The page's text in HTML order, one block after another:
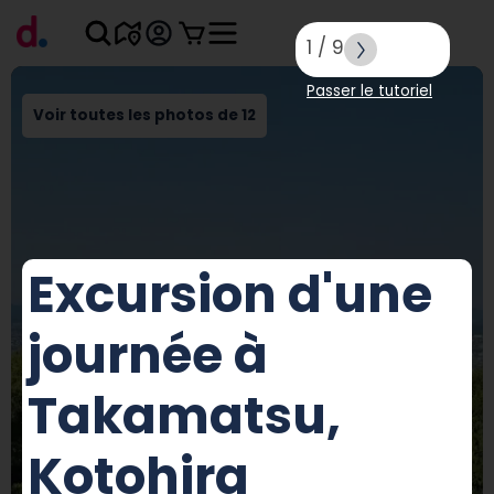
Voir toutes les photos de 12
Excursion d'une
journée à
Takamatsu,
Kotohira
1 / 9
Passer le tutoriel